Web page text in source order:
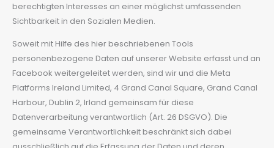
berechtigten Interesses an einer möglichst umfassenden
Sichtbarkeit in den Sozialen Medien.
Soweit mit Hilfe des hier beschriebenen Tools
personenbezogene Daten auf unserer Website erfasst und an
Facebook weitergeleitet werden, sind wir und die Meta
Platforms Ireland Limited, 4 Grand Canal Square, Grand Canal
Harbour, Dublin 2, Irland gemeinsam für diese
Datenverarbeitung verantwortlich (Art. 26 DSGVO). Die
gemeinsame Verantwortlichkeit beschränkt sich dabei